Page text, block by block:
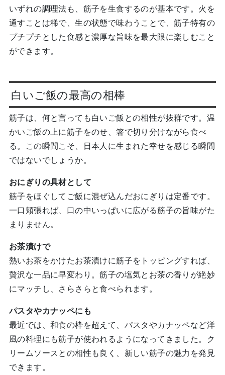
いずれの調理法も、筋子を生食するのが基本です。火を
通すことは稀で、生の状態で味わうことで、筋子特有の
プチプチとした食感と濃厚な旨味を最大限に楽しむこと
ができます。
白いご飯の最高の相棒
筋子は、何と言っても白いご飯との相性が抜群です。温
かいご飯の上に筋子をのせ、箸で切り分けながら食べ
る。この瞬間こそ、日本人に生まれた幸せを感じる瞬間
ではないでしょうか。
おにぎりの具材として
筋子をほぐしてご飯に混ぜ込んだおにぎりは定番です。
一口頬張れば、口の中いっぱいに広がる筋子の旨味がた
まりません。
お茶漬けで
熱いお茶をかけたお茶漬けに筋子をトッピングすれば、
贅沢な一品に早変わり。筋子の塩気とお茶の香りが絶妙
にマッチし、さらさらと食べられます。
パスタやカナッペにも
最近では、和食の枠を超えて、パスタやカナッペなど洋
風の料理にも筋子が使われるようになってきました。ク
リームソースとの相性も良く、新しい筋子の魅力を発見
できます。